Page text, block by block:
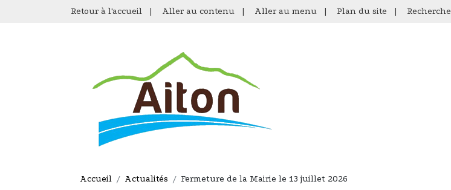
Retour à l'accueil | Aller au contenu | Aller au menu | Plan du site | Recherche
Accueil Actualités Fermeture de la Mairie le 13 juillet 2026